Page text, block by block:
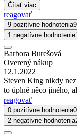
Čítať viac
reagovať
9 pozitívne hodnotenia9
1 negatívne hodnotenie1
Barbora Burešová
Overený nákup
12.1.2022
Steven King nikdy
to úplně něco jiného,
reagovať
0 pozitívne hodnotenia0
2 negatívne hodnotenia